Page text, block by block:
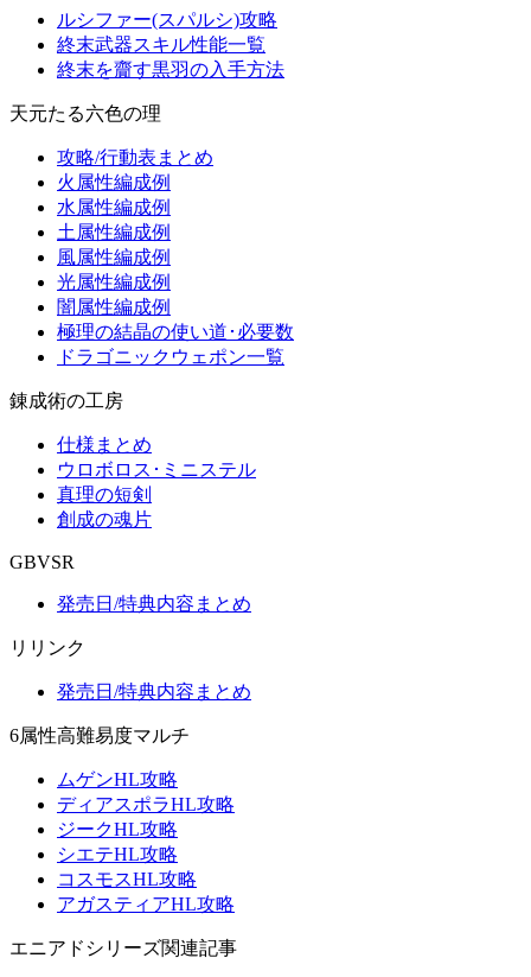
ルシファー(スパルシ)攻略
終末武器スキル性能一覧
終末を齎す黒羽の入手方法
天元たる六色の理
攻略/行動表まとめ
火属性編成例
水属性編成例
土属性編成例
風属性編成例
光属性編成例
闇属性編成例
極理の結晶の使い道･必要数
ドラゴニックウェポン一覧
錬成術の工房
仕様まとめ
ウロボロス･ミニステル
真理の短剣
創成の魂片
GBVSR
発売日/特典内容まとめ
リリンク
発売日/特典内容まとめ
6属性高難易度マルチ
ムゲンHL攻略
ディアスポラHL攻略
ジークHL攻略
シエテHL攻略
コスモスHL攻略
アガスティアHL攻略
エニアドシリーズ関連記事